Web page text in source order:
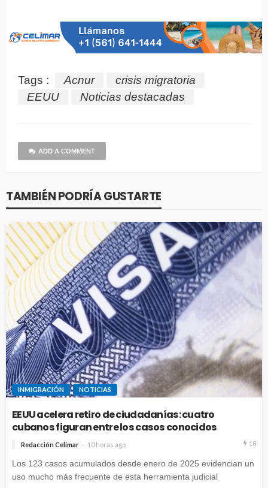
Tags : Acnur
crisis migratoria
EEUU
Noticias destacadas
ADD A COMMENT
TAMBIÉN PODRÍA GUSTARTE
INMIGRACIÓN NOTICIAS
EEUU acelera retiro de ciudadanías: cuatro
cubanos figuran entre los casos conocidos
Redacción Celimar 10 horas ago 18
Los 123 casos acumulados desde enero de 2025 evidencian un
uso mucho más frecuente de esta herramienta judicial